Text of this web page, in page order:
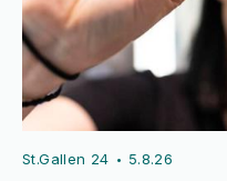
St.Gallen 24 • 5.8.26